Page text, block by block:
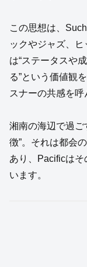
この思想は、
ックやジャズ、
は“ステータスや
る”という価値観
スナーの共感を呼
湘南の海辺で過ご
徴”。それは都会
あり、Pacificは
います。